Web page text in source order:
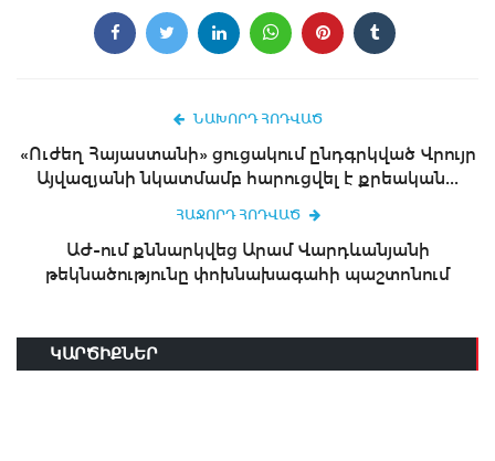
ՆԱԽՈՐԴ ՀՈԴՎԱԾ
«Ուժեղ Հայաստանի» ցուցակում ընդգրկված Վրույր
Այվազյանի նկատմամբ հարուցվել է քրեական...
ՀԱՋՈՐԴ ՀՈԴՎԱԾ
ԱԺ-ում քննարկվեց Արամ Վարդևանյանի
թեկնածությունը փոխնախագահի պաշտոնում
ԿԱՐԾԻՔՆԵՐ